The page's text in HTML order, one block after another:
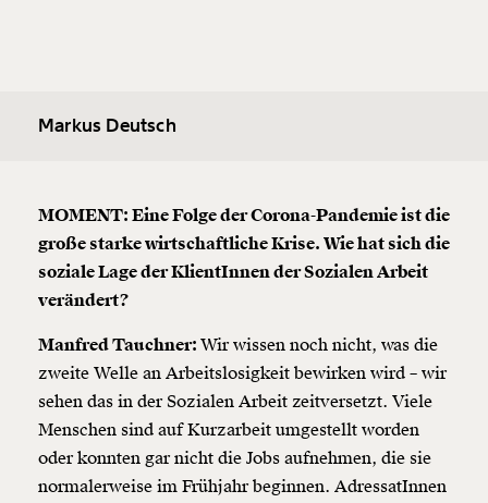
Markus Deutsch
MOMENT: Eine Folge der Corona-Pandemie ist die
große starke wirtschaftliche Krise. Wie hat sich die
soziale Lage der KlientInnen der Sozialen Arbeit
verändert?
Manfred Tauchner: Wir wissen noch nicht, was die
zweite Welle an Arbeitslosigkeit bewirken wird – wir
sehen das in der Sozialen Arbeit zeitversetzt. Viele
Menschen sind auf Kurzarbeit umgestellt worden
oder konnten gar nicht die Jobs aufnehmen, die sie
normalerweise im Frühjahr beginnen. AdressatInnen